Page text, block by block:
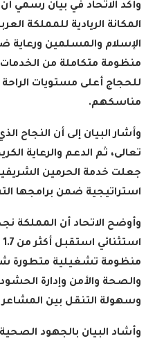
وأكد الاتحاد في بيان
المكانة الريادية للمملكة
الإسلام والمسلمين ورعاية
منظومة متكاملة من الخدمات
للحجاج أعلى مستويات الراحة
مناسكهم.
وأشار البيان إلى أن النجاح
تعالى، ثم الدعم والرعاية
جعلت خدمة الحرمين
استراتيجية ضمن برامجها
وأوضح الاتحاد أن المملكة
منظومة تشغيلية متطورة
والصحة والأمن وإدارة
وسهولة التنقل بين
وأشاد البيان بالجهود